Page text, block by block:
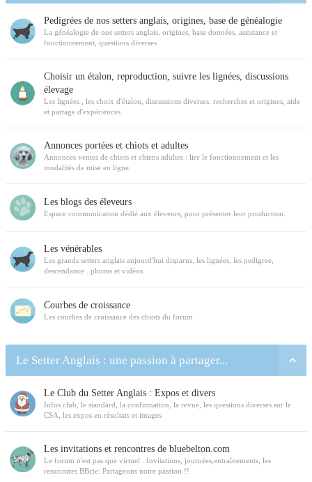
Pedigrées de nos setters anglais, origines, base de généalogie
La généalogie de nos setters anglais, origines, base données. assistance et
fonctionnement, questions diverses
Choisir un étalon, reproduction, suivre les lignées, discussions
élevage
Les lignées , les choix d'étalon, discussions diverses. recherches et origines, aide
et partage d'expériences
Annonces portées et chiots et adultes
Annonces ventes de chiots et chiens adultes : lire le fonctionnement et les
modalités de mise en ligne.
Les blogs des éleveurs
Espace communication dédié aux éleveurs, pour présenter leur production.
Les vénérables
Les grands setters anglais aujourd'hui disparus, les lignées, les pedigree,
descendance . photos et vidéos
Courbes de croissance
Les courbes de croissance des chiots du forum
Le Setter Anglais : une passion à partager...
Le Club du Setter Anglais : Expos et divers
Infos club, le standard, la confirmation, la revue, les questions diverses sur le
CSA, les expos en résultats et images
Les invitations et rencontres de bluebelton.com
Le forum n'est pas que virtuel.. Invitations, journées,entraînements, les
rencontres BBcie: Partageons notre passion !!